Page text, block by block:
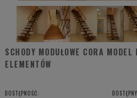
SCHODY MODUŁOWE CORA
ELEMENTÓW
DOSTĘPNOŚĆ: DOSTĘPNY